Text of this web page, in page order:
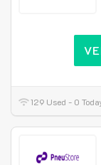
129 Used - 0